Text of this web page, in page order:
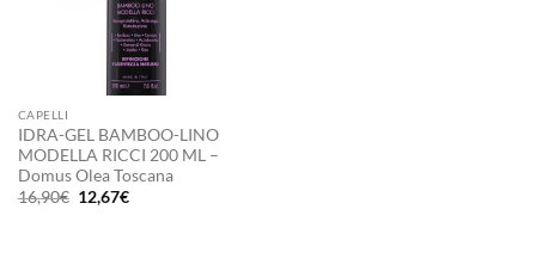
CAPELLI
IDRA-GEL BAMBOO-LINO
MODELLA RICCI 200 ML –
Domus Olea Toscana
16,90€ Il
prezzo
12,67€Il